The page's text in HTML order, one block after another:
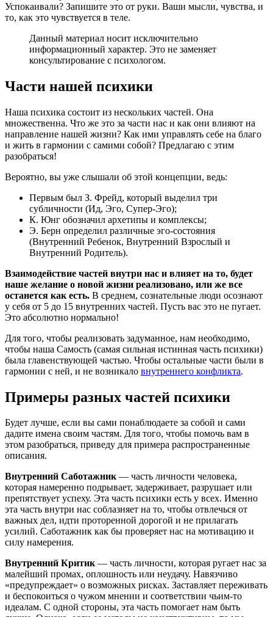
Успокаивали? Запишите это от руки. Ваши мысли, чувства, и
то, как это чувствуется в теле.
Данный материал носит исключительно
информационный характер. Это не заменяет
консультирование с психологом.
Части нашей психики
Наша психика состоит из нескольких частей. Она
множественна. Что же это за части нас и как они влияют на
направление нашей жизни? Как ими управлять себе на благо
и жить в гармонии с самими собой? Предлагаю с этим
разобраться!
Вероятно, вы уже слышали об этой концепции, ведь:
Первым был З. Фрейд, который выделил три
субличности (Ид, Эго, Супер-Эго);
К. Юнг обозначил архетипы и комплексы;
Э. Берн определил различные эго-состояния
(Внутренний Ребенок, Внутренний Взрослый и
Внутренний Родитель).
Взаимодействие частей внутри нас и влияет на то, будет
наше желание о новой жизни реализовано, или же все
останется как есть. В среднем, сознательные люди осознают
у себя от 5 до 15 внутренних частей. Пусть вас это не пугает.
Это абсолютно нормально!
Для того, чтобы реализовать задуманное, нам необходимо,
чтобы наша Самость (самая сильная истинная часть психики)
была главенствующей частью. Чтобы остальные части были в
гармонии с ней, и не возникало внутреннего конфликта.
Примеры разных частей психики
Будет лучше, если вы сами понаблюдаете за собой и сами
дадите имена своим частям. Для того, чтобы помочь вам в
этом разобраться, приведу для примера распространенные
описания.
Внутренний Саботажник— часть личности человека,
которая намеренно подрывает, задерживает, разрушает или
препятствует успеху. Эта часть психики есть у всех. Именно
эта часть внутри нас соблазняет на то, чтобы отвлечься от
важных дел, идти проторенной дорогой и не прилагать
усилий. Саботажник как бы проверяет нас на мотивацию и
силу намерения.
Внутренний Критик— часть личности, которая ругает нас за
малейший промах, оплошность или неудачу. Навязчиво
«предупреждает» о возможных рисках. Заставляет переживать
и беспокоиться о чужом мнении и соответствии чьим-то
идеалам. С одной стороны, эта часть помогает нам быть